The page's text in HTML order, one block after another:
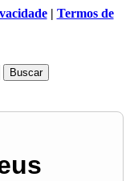
| Termos de
Buscar